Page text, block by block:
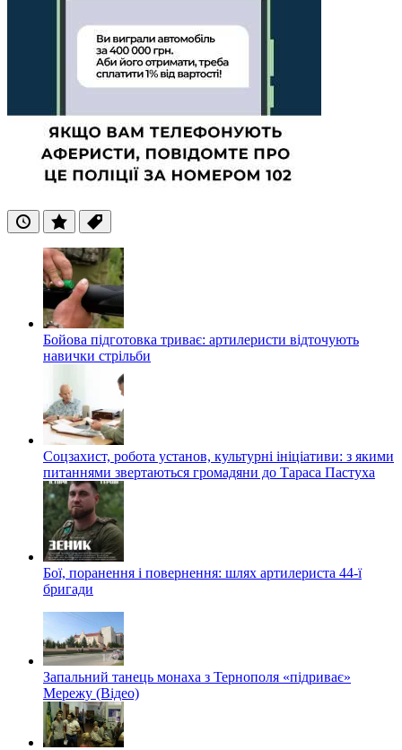
ОстанніПопулярні
Теги
Бойова підготовка триває: артилеристи відточують
навички стрільби
Соцзахист, робота установ, культурні ініціативи: з якими
питаннями звертаються громадяни до Тараса Пастуха
Бої, поранення і повернення: шлях артилериста 44-ї
бригади
Запальний танець монаха з Тернополя «підриває»
Мережу (Відео)